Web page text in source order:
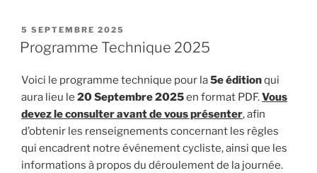
PUBLIÉ
LE
5 SEPTEMBRE 2025
Programme Technique 2025
Voici le programme technique pour la5e éditionqui
aura lieu le 20 Septembre 2025en format PDF.Vous
devez le consulter avant de vous présenter, afin
d’obtenir les renseignements concernant les règles
qui encadrent notre événement cycliste, ainsi que les
informations à propos du déroulement de la journée.